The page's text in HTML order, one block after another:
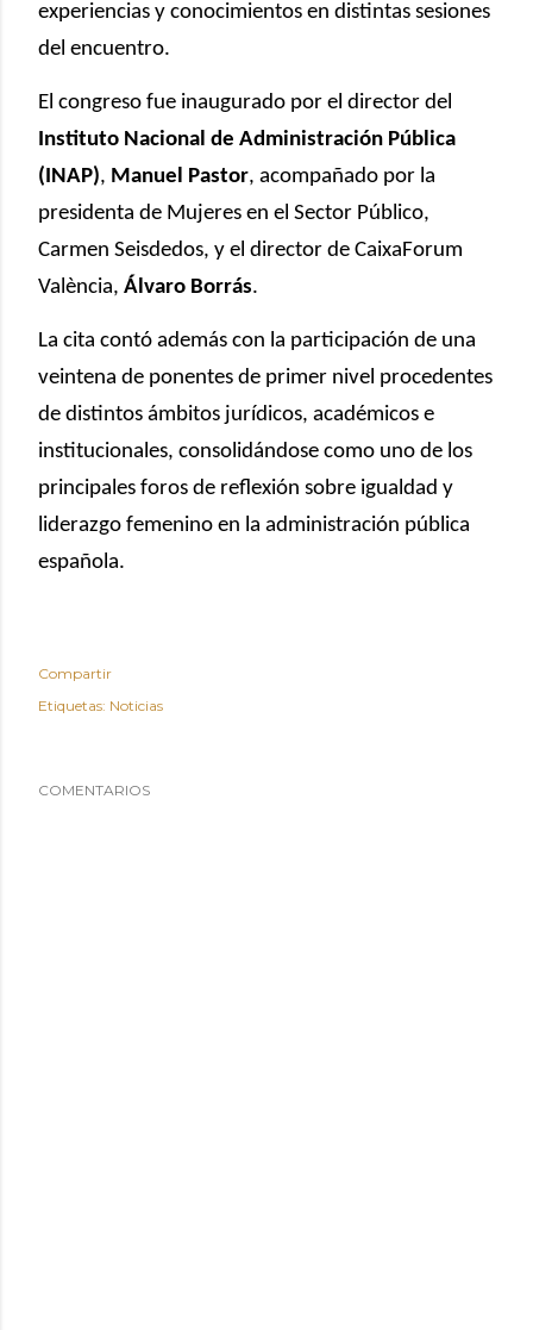
experiencias y conocimientos en distintas sesiones
del encuentro.
El congreso fue inaugurado por el director del
Instituto Nacional de Administración Pública
(INAP), Manuel Pastor, acompañado por la
presidenta de Mujeres en el Sector Público,
Carmen Seisdedos, y el director de CaixaForum
València, Álvaro Borrás.
La cita contó además con la participación de una
veintena de ponentes de primer nivel procedentes
de distintos ámbitos jurídicos, académicos e
institucionales, consolidándose como uno de los
principales foros de reflexión sobre igualdad y
liderazgo femenino en la administración pública
española.
Compartir
Etiquetas: Noticias
COMENTARIOS